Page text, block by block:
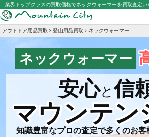
業界トップクラスの買取価格でネックウォーマーを買取査定
アウトドア用品買取 登山用品買取 ネックウォーマー
ネックウォーマー
安心と信
マウンテン
知識豊富なプロの査定で多くのお